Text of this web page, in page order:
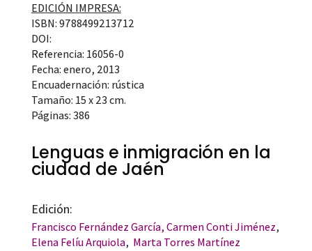
EDICIÓN IMPRESA:
ISBN: 9788499213712
DOI:
Referencia: 16056-0
Fecha: enero, 2013
Encuadernación: rústica
Tamaño: 15 x 23 cm.
Páginas: 386
Lenguas e inmigración en la
ciudad de Jaén
Edición:
Francisco Fernández García, Carmen Conti Jiménez,
Elena Felíu Arquiola, Marta Torres Martínez